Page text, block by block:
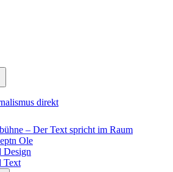
direkt
– Der Text spricht im Raum
Ole
Design
Text